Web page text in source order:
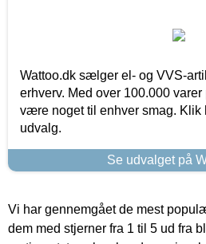
Wattoo.dk sælger el- og VVS-
erhverv. Med over 100.000
være noget til enhver smag. Klik
udvalg.
Se udvalget på
Vi har gennemgået de mest
dem med stjerner fra 1 til 5 ud fra